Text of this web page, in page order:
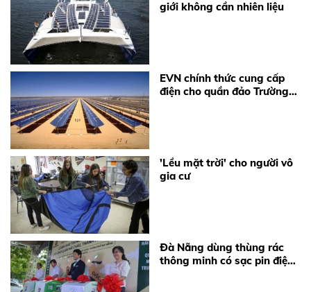
giới không cần nhiên liệu
EVN chính thức cung cấp
điện cho quần đảo Trường
'Lều mặt trời' cho người vô
gia cư
Đà Nẵng dùng thùng rác
thông minh có sạc pin điện